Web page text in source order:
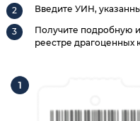
Введите УИН,
Получите подробную
реестре драгоценных